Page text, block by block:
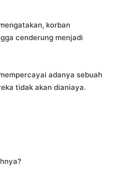
korban
cenderung menjadi
adanya sebuah
tidak akan dianiaya.